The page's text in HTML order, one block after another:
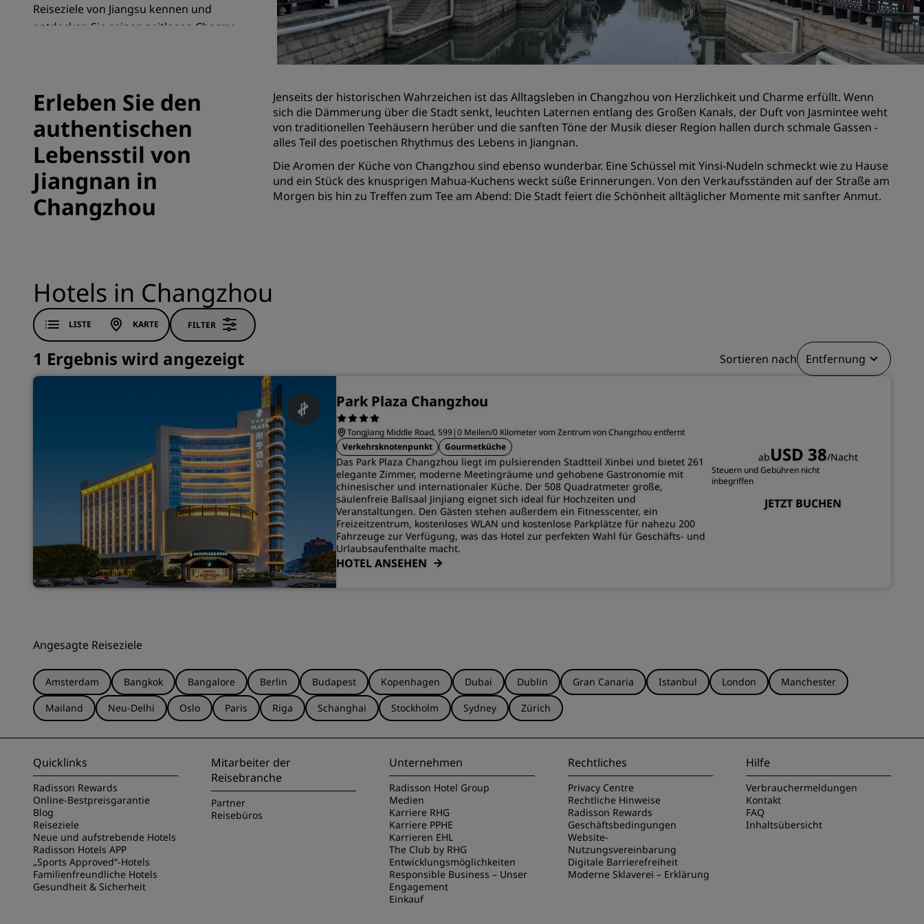
Einen Meetingraum buchen
Fordern Sie ein Angebot an
Veranstaltungsorte
Flüge suchen
Flüge suchen
Restaurants
Hochzeitslocations
Nachhaltige Aufenthalte
Aufenthalte für Sportteams
Hotels im Stadtzentrum
Besuchen Sie unseren Blog
Radisson Rewards
Entdecken Sie Radisson Rewards
Reiseziele von Jiangsu kennen und
entdecken Sie seinen zeitlosen Charme.
Erleben Sie den
authentischen
Lebensstil von
Jiangnan in
Changzhou
Jenseits der historischen Wahrzeichen ist das Alltagsleben in Changzhou von Herzlichkeit und Charme erfüllt. Wenn
sich die Dämmerung über die Stadt senkt, leuchten Laternen entlang des Großen Kanals, der Duft von Jasmintee weht
von traditionellen Teehäusern herüber und die sanften Töne der Musik dieser Region hallen durch schmale Gassen -
alles Teil des poetischen Rhythmus des Lebens in Jiangnan.
Die Aromen der Küche von Changzhou sind ebenso wunderbar. Eine Schüssel mit Yinsi-Nudeln schmeckt wie zu Hause
und ein Stück des knusprigen Mahua-Kuchens weckt süße Erinnerungen. Von den Verkaufsständen auf der Straße am
Morgen bis hin zu Treffen zum Tee am Abend: Die Stadt feiert die Schönheit alltäglicher Momente mit sanfter Anmut.
Hotels in Changzhou
LISTE KARTE FILTER
1 Ergebnis wird angezeigt Sortieren nach Entfernung
Park Plaza Changzhou
Tongjiang Middle Road, 599|0 Meilen/0 Kilometer vom Zentrum von Changzhou entfernt
Verkehrsknotenpunkt
Gourmetküche
Das Park Plaza Changzhou liegt im pulsierenden Stadtteil Xinbei und bietet 261
elegante Zimmer, moderne Meetingräume und gehobene Gastronomie mit
chinesischer und internationaler Küche. Der 508 Quadratmeter große,
säulenfreie Ballsaal Jinjiang eignet sich ideal für Hochzeiten und
Veranstaltungen. Den Gästen stehen außerdem ein Fitnesscenter, ein
Freizeitzentrum, kostenloses WLAN und kostenlose Parkplätze für nahezu 200
Fahrzeuge zur Verfügung, was das Hotel zur perfekten Wahl für Geschäfts- und
Urlaubsaufenthalte macht.
HOTEL ANSEHEN
abUSD 38/Nacht
Steuern und Gebühren nicht
inbegriffen
JETZT BUCHEN
Angesagte Reiseziele
Amsterdam Bangkok Bangalore Berlin Budapest Kopenhagen Dubai Dublin Gran Canaria Istanbul London
Manchester
Mailand
Neu-Delhi Oslo Paris Riga Schanghai Stockholm Sydney Zürich
Quicklinks
Radisson Rewards
Online-Bestpreisgarantie
Blog
Reiseziele
Neue und aufstrebende Hotels
Radisson Hotels APP
„Sports Approved“-Hotels
Familienfreundliche Hotels
Gesundheit & Sicherheit
Mitarbeiter der
Reisebranche
Partner
Reisebüros
Unternehmen
Radisson Hotel Group
Medien
Karriere RHG
Karriere PPHE
Karrieren EHL
The Club by RHG
Entwicklungsmöglichkeiten
Responsible Business – Unser
Engagement
Einkauf
Rechtliches
Privacy Centre
Rechtliche Hinweise
Radisson Rewards
Geschäftsbedingungen
Website-
Nutzungsvereinbarung
Digitale Barrierefreiheit
Moderne Sklaverei – Erklärung
Hilfe
Verbrauchermeldungen
Kontakt
FAQ
Inhaltsübersicht